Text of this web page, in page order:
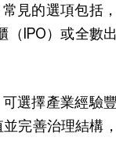
見的選項包括
（IPO）或全數
選擇產業經驗
完善治理結構